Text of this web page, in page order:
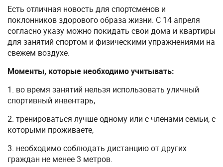
Есть отличная новость для спортсменов и
поклонников здорового образа жизни. С 14 апреля
согласно указу можно покидать свои дома и квартиры
для занятий спортом и физическими упражнениями на
свежем воздухе.
Моменты, которые необходимо учитывать:
1. во время занятий нельзя использовать уличный
спортивный инвентарь,
2. тренироваться лучше одному или с членами семьи, с
которыми проживаете,
3. необходимо соблюдать дистанцию от других
граждан не менее 3 метров.